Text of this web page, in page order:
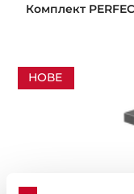
Комплект
НОВЕ